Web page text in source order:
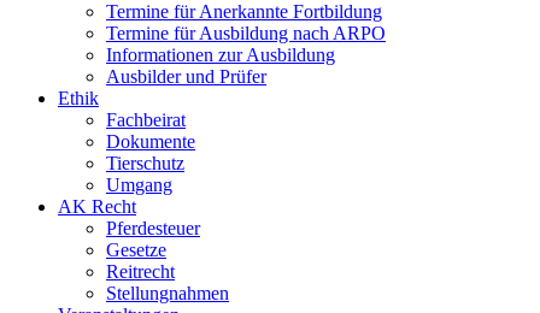
Termine für Anerkannte Fortbildung
Termine für Ausbildung nach ARPO
Informationen zur Ausbildung
Ausbilder und Prüfer
Ethik
Fachbeirat
Dokumente
Tierschutz
Umgang
AK Recht
Pferdesteuer
Gesetze
Reitrecht
Stellungnahmen